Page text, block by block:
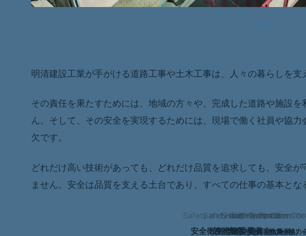
明清建設工業が手がける道路工事や土木工事は、人々の暮らしを
その責任を果たすためには、地域の方々や、完成した道路や施設
ん。そして、その安全を実現するためには、現場で働く社員や協
欠です。
どれだけ高い技術があっても、どれだけ品質を追求しても、安全
ません。安全は品質を支える土台であり、すべての仕事の基本とな
Safety Competition
安全大会（社員・協力会社）
Safety and Health Promotion
安全衛生推進委員会（社員・協力
Safety and Health
安全衛生委員会（社員）
Safety Patrol
安全パトロール